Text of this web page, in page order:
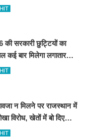
समेत पुरे प्रदेश में नए रेट
की सरकारी छुट्टियों का
बार मिलेगा लगातार
न मिलने पर राजस्थान में
विरोध, खेतों में बो दिए
नोट, वीडियो वायरल